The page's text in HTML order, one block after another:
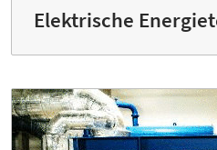
Elektrische